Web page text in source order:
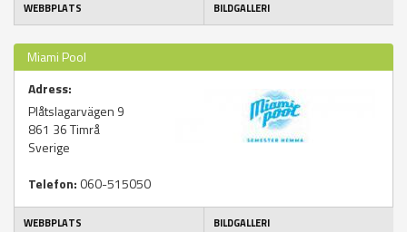
WEBBPLATS BILDGALLERI
Miami Pool
Adress:
Plåtslagarvägen 9
861 36Timrå
Sverige
Telefon: 060-515050
WEBBPLATS BILDGALLERI